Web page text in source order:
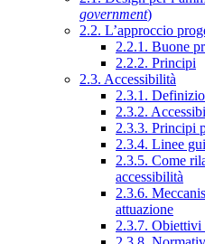
government)
2.2. L’approccio
2.2.1. Buone
2.2.2. Principi
2.3. Accessibilità
2.3.1.
2.3.2.
2.3.3. Principi
2.3.4. Linee
2.3.5. Come
accessibilità
2.3.6.
attuazione
2.3.7. Obiettivi